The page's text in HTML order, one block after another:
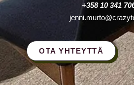
+358 10 341
OTA YHTEYTTÄ